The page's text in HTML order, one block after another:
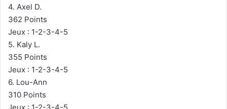
4. Axel D.
362 Points
Jeux : 1-2-3-4-5
5. Kaly L.
355 Points
Jeux : 1-2-3-4-5
6. Lou-Ann
310 Points